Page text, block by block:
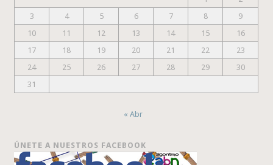
3
4 5 6 7 8
9
10
11 12 13 14 15
16
17
18 19 20 21 22
23
24
25 26 27 28 29
30
31
« Abr
ÚNETE A NUESTROS FACEBOOK